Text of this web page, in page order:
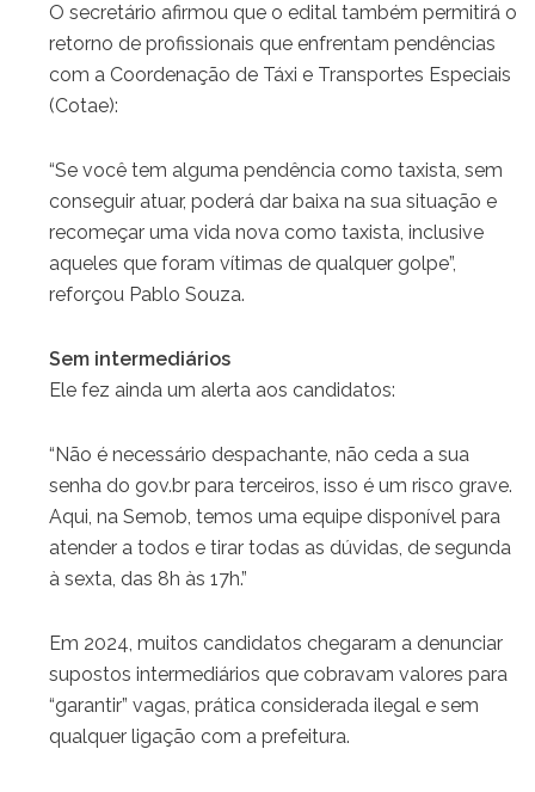
O secretário afirmou que o edital também permitirá o
retorno de profissionais que enfrentam pendências
com a Coordenação de Táxi e Transportes Especiais
(Cotae):
“Se você tem alguma pendência como taxista, sem
conseguir atuar, poderá dar baixa na sua situação e
recomeçar uma vida nova como taxista, inclusive
aqueles que foram vítimas de qualquer golpe”,
reforçou Pablo Souza.
Sem intermediários
Ele fez ainda um alerta aos candidatos:
“Não é necessário despachante, não ceda a sua
senha do gov.br para terceiros, isso é um risco grave.
Aqui, na Semob, temos uma equipe disponível para
atender a todos e tirar todas as dúvidas, de segunda
à sexta, das 8h às 17h.”
Em 2024, muitos candidatos chegaram a denunciar
supostos intermediários que cobravam valores para
“garantir” vagas, prática considerada ilegal e sem
qualquer ligação com a prefeitura.